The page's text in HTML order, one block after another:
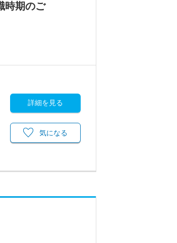
時期のご
詳細を見る
気になる